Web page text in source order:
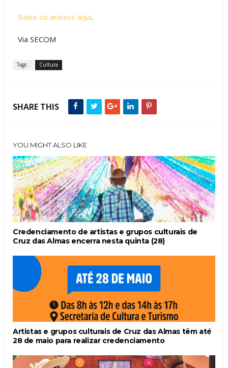
Baixe os anexos aqui.
Via SECOM
Tags : Cultura
SHARE THIS
YOU MIGHT ALSO LIKE
Credenciamento de artistas e grupos culturais de
Cruz das Almas encerra nesta quinta (28)
Artistas e grupos culturais de Cruz das Almas têm até
28 de maio para realizar credenciamento